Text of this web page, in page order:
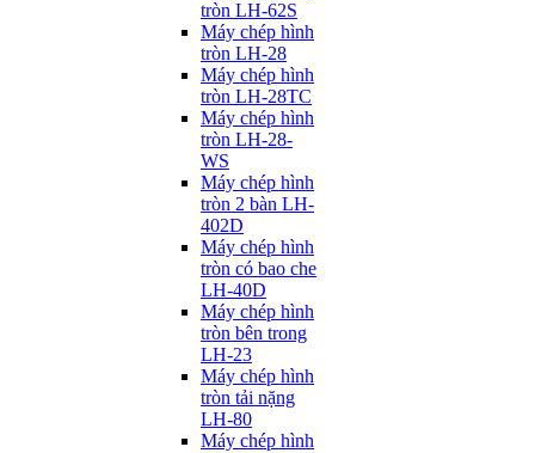
tròn LH-62S
Máy chép hình
tròn LH-28
Máy chép hình
tròn LH-28TC
Máy chép hình
tròn LH-28-
WS
Máy chép hình
tròn 2 bàn LH-
402D
Máy chép hình
tròn có bao che
LH-40D
Máy chép hình
tròn bên trong
LH-23
Máy chép hình
tròn tải nặng
LH-80
Máy chép hình